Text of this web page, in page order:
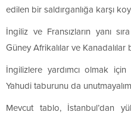
edilen bir saldırganlığa karşı
İngiliz ve Fransızların yanı
Güney Afrikalılar ve
İngilizlere yardımcı olmak
Yahudi taburunu da
Mevcut tablo, İstanbul’dan